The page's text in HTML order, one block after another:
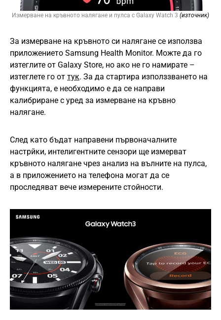
Измерване на кръвното налягане и пулса с Galaxy Watch 3 (източник)
За измерване на кръвното си налягане се използва
приложението Samsung Health Monitor. Можте да го
изтеглите от Galaxy Store, но ако не го намирате –
изтеглете го от тук. За да стартира използзването на
функцията, е необходимо е да се направи
калибриране с уред за измерване на кръвно
налягане.
След като бъдат направени първоначалните
настрйки, интелигентните сензори ще измерват
кръвното налягане чрез анализ на вълните на пулса,
а в приложението на телефона могат да се
проследяват вече измерените стойности.